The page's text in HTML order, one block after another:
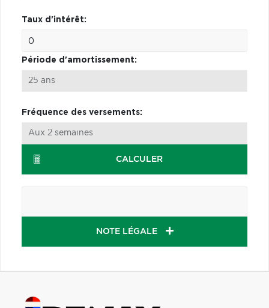
Taux d'intérêt:
Période d'amortissement:
Fréquence des versements:
CALCULER
NOTE LÉGALE